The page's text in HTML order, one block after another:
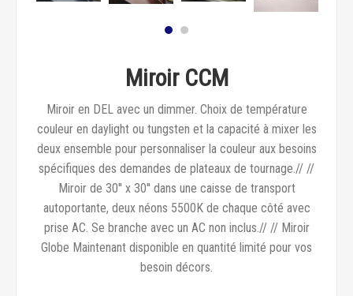
Miroir CCM
Miroir en DEL avec un dimmer. Choix de température
couleur en daylight ou tungsten et la capacité à mixer les
deux ensemble pour personnaliser la couleur aux besoins
spécifiques des demandes de plateaux de tournage.// //
Miroir de 30'' x 30'' dans une caisse de transport
autoportante, deux néons 5500K de chaque côté avec
prise AC. Se branche avec un AC non inclus.// // Miroir
Globe Maintenant disponible en quantité limité pour vos
besoin décors.